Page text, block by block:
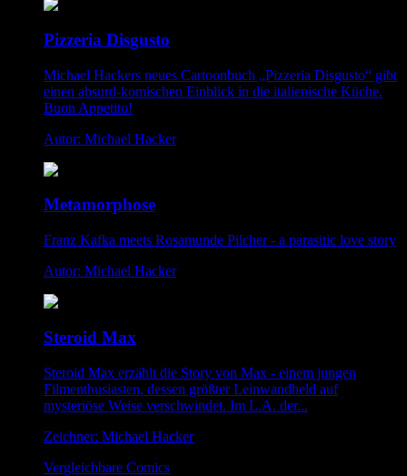
Pizzeria Disgusto
Michael Hackers neues Cartoonbuch „Pizzeria Disgusto“ gibt
einen absurd-komischen Einblick in die italienische Küche.
Buon Appetito!
Autor: Michael Hacker
Metamorphose
Franz Kafka meets Rosamunde Pilcher - a parasitic love story
Autor: Michael Hacker
Steroid Max
Steroid Max erzählt die Story von Max - einem jungen
Filmenthusiasten, dessen größter Leinwandheld auf
mysteriöse Weise verschwindet. Im L.A. der...
Zeichner: Michael Hacker
Vergleichbare Comics